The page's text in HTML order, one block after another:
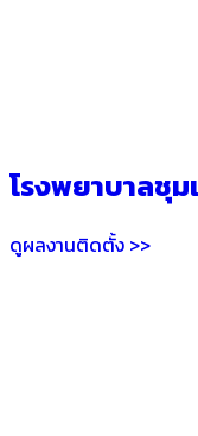
โรงพยาบาลชุ
ดูผลงานติดตั้ง >>